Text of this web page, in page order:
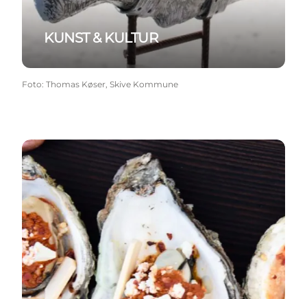
KUNST & KULTUR
Foto: Thomas Køser, Skive Kommune
RESTAURANTS